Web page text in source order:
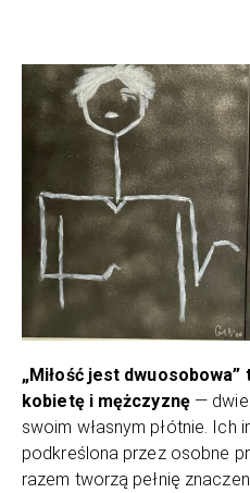
„Miłość jest
kobietę i mężczyznę— dwie
swoim własnym płótnie. Ich
podkreślona przez osobne
razem tworzą pełnię